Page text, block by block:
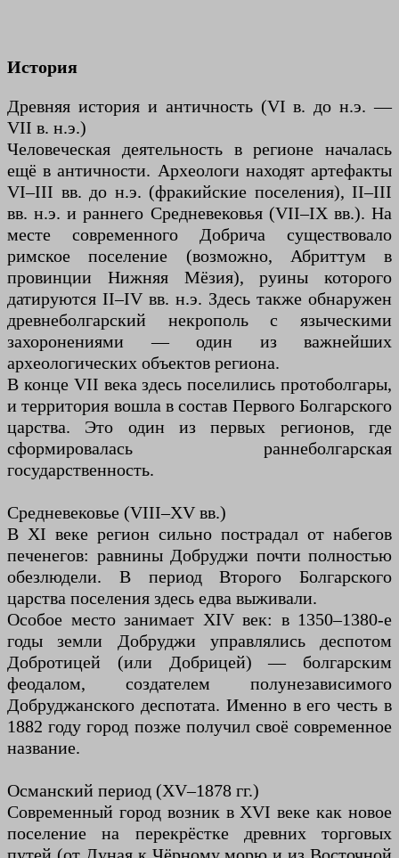
История
Древняя история и античность (VI в. до н.э. —
VII в. н.э.)
Человеческая деятельность в регионе началась
ещё в античности. Археологи находят артефакты
VI–III вв. до н.э. (фракийские поселения), II–III
вв. н.э. и раннего Средневековья (VII–IX вв.). На
месте современного Добрича существовало
римское поселение (возможно, Абриттум в
провинции Нижняя Мёзия), руины которого
датируются II–IV вв. н.э. Здесь также обнаружен
древнеболгарский некрополь с языческими
захоронениями — один из важнейших
археологических объектов региона.
В конце VII века здесь поселились протоболгары,
и территория вошла в состав Первого Болгарского
царства. Это один из первых регионов, где
сформировалась раннеболгарская
государственность.
Средневековье (VIII–XV вв.)
В XI веке регион сильно пострадал от набегов
печенегов: равнины Добруджи почти полностью
обезлюдели. В период Второго Болгарского
царства поселения здесь едва выживали.
Особое место занимает XIV век: в 1350–1380-е
годы земли Добруджи управлялись деспотом
Добротицей (или Добрицей) — болгарским
феодалом, создателем полунезависимого
Добруджанского деспотата. Именно в его честь в
1882 году город позже получил своё современное
название.
Османский период (XV–1878 гг.)
Современный город возник в XVI веке как новое
поселение на перекрёстке древних торговых